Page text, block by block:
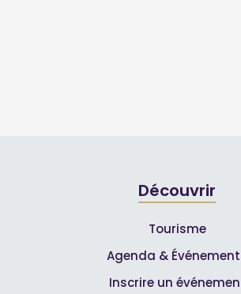
Découvrir
Tourisme
Agenda &
Inscrire un